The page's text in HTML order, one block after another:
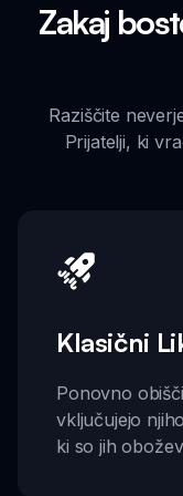
Zakaj
Raziščite
Prijatelji, ki
Klasični
Ponovno
vključujejo
ki so jih